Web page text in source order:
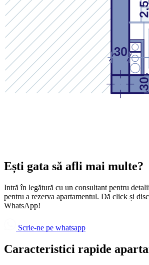
Ești gata să afli mai multe?
Intră în legătură cu un consultant pentru
pentru a rezerva apartamentul. Dă click și
WhatsApp!
Scrie-ne pe whatsapp
Caracteristici rapide